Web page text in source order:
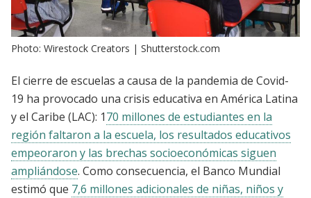
Photo: Wirestock Creators | Shutterstock.com
El cierre de escuelas a causa de la pandemia de Covid-
19 ha provocado una crisis educativa en América Latina
y el Caribe (LAC): 170 millones de estudiantes en la
región faltaron a la escuela, los resultados educativos
empeoraron y las brechas socioeconómicas siguen
ampliándose. Como consecuencia, el Banco Mundial
estimó que 7,6 millones adicionales de niñas, niños y